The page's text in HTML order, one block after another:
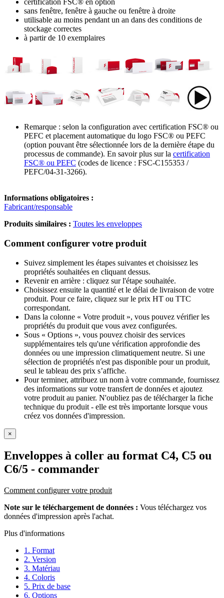
certification FSC® en option
sans fenêtre, fenêtre à gauche ou fenêtre à droite
utilisable au moins pendant un an dans des conditions de
stockage correctes
à partir de 10 exemplaires
Remarque : selon la configuration avec certification FSC® ou
PEFC et placement automatique du logo FSC® ou PEFC
(option pouvant être sélectionnée lors de la dernière étape du
processus de commande). En savoir plus sur la certification
FSC® ou PEFC (codes de licence : FSC-C155353 /
PEFC/04-31-3266).
Informations obligatoires :
Fabricant/responsable
Produits similaires : Toutes les enveloppes
Comment configurer votre produit
Suivez simplement les étapes suivantes et choisissez les
propriétés souhaitées en cliquant dessus.
Revenir en arrière : cliquez sur l'étape souhaitée.
Choisissez ensuite la quantité et le délai de livraison de votre
produit. Pour ce faire, cliquez sur le prix HT ou TTC
correspondant.
Dans la colonne « Votre produit », vous pouvez vérifier les
propriétés du produit que vous avez configurées.
Sous « Options », vous pouvez choisir des services
supplémentaires tels qu'une vérification approfondie des
données ou une impression climatiquement neutre. Si une
sélection de propriétés n'est pas disponible pour un produit,
seul le tableau des prix s’affiche.
Pour terminer, attribuez un nom à votre commande, fournissez
des informations sur votre transfert de données et ajoutez
votre produit au panier. N'oubliez pas de télécharger la fiche
technique du produit - elle est très importante lorsque vous
créez vos données d'impression.
×
Enveloppes à coller au format C4, C5 ou
C6/5 - commander
Comment configurer votre produit
Note sur le téléchargement de données : Vous téléchargez vos
données d'impression après l'achat.
Plus d'informations
1. Format
2. Version
3. Matériau
4. Coloris
5. Prix de base
6. Options